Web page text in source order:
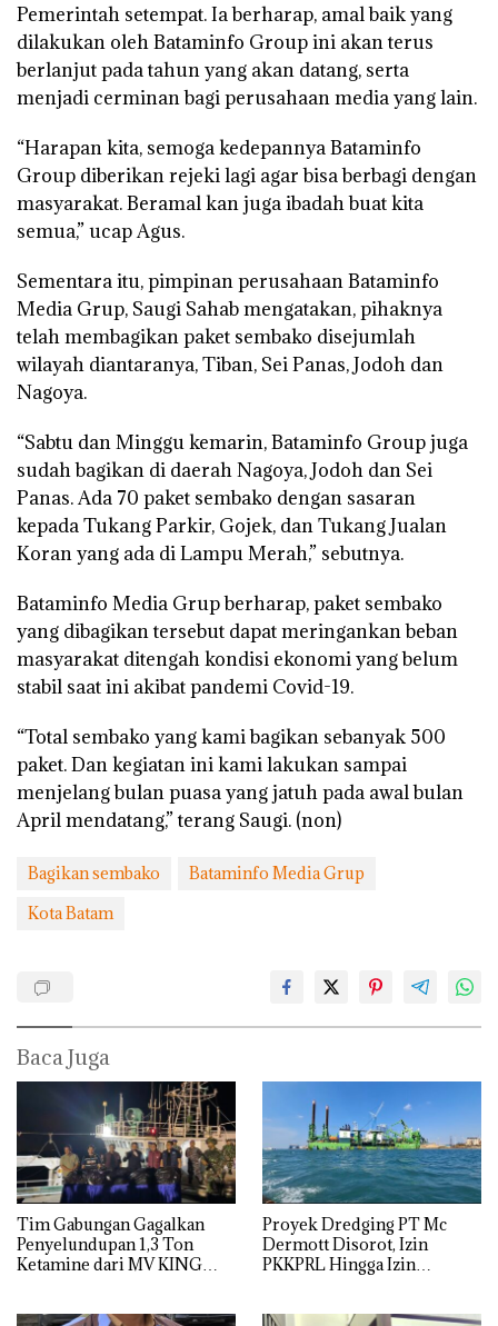
Pemerintah setempat. Ia berharap, amal baik yang
dilakukan oleh Bataminfo Group ini akan terus
berlanjut pada tahun yang akan datang, serta
menjadi cerminan bagi perusahaan media yang lain.
“Harapan kita, semoga kedepannya Bataminfo
Group diberikan rejeki lagi agar bisa berbagi dengan
masyarakat. Beramal kan juga ibadah buat kita
semua,” ucap Agus.
Sementara itu, pimpinan perusahaan Bataminfo
Media Grup, Saugi Sahab mengatakan, pihaknya
telah membagikan paket sembako disejumlah
wilayah diantaranya, Tiban, Sei Panas, Jodoh dan
Nagoya.
“Sabtu dan Minggu kemarin, Bataminfo Group juga
sudah bagikan di daerah Nagoya, Jodoh dan Sei
Panas. Ada 70 paket sembako dengan sasaran
kepada Tukang Parkir, Gojek, dan Tukang Jualan
Koran yang ada di Lampu Merah,” sebutnya.
Bataminfo Media Grup berharap, paket sembako
yang dibagikan tersebut dapat meringankan beban
masyarakat ditengah kondisi ekonomi yang belum
stabil saat ini akibat pandemi Covid-19.
“Total sembako yang kami bagikan sebanyak 500
paket. Dan kegiatan ini kami lakukan sampai
menjelang bulan puasa yang jatuh pada awal bulan
April mendatang,” terang Saugi. (non)
Bagikan sembako
Bataminfo Media Grup
Kota Batam
Baca Juga
Tim Gabungan Gagalkan
Penyelundupan 1,3 Ton
Ketamine dari MV KING
Proyek Dredging PT Mc
Dermott Disorot, Izin
PKKPRL Hingga Izin